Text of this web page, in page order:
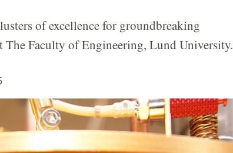
of excellence for groundbreaking
The Faculty of Engineering, Lund University.